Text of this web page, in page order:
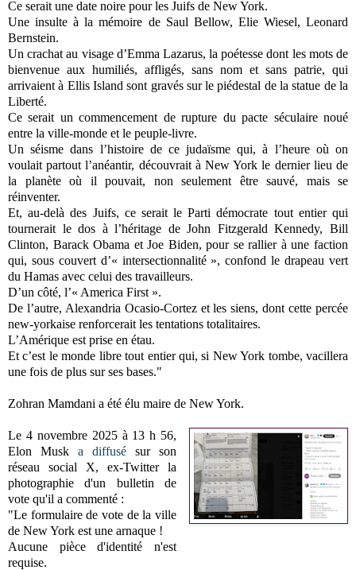
Ce serait une date noire pour les Juifs de New York.
Une insulte à la mémoire de Saul Bellow, Elie Wiesel, Leonard
Bernstein.
Un crachat au visage d’Emma Lazarus, la poétesse dont les mots de
bienvenue aux humiliés, affligés, sans nom et sans patrie, qui
arrivaient à Ellis Island sont gravés sur le piédestal de la statue de la
Liberté.
Ce serait un commencement de rupture du pacte séculaire noué
entre la ville-monde et le peuple-livre.
Un séisme dans l’histoire de ce judaïsme qui, à l’heure où on
voulait partout l’anéantir, découvrait à New York le dernier lieu de
la planète où il pouvait, non seulement être sauvé, mais se
réinventer.
Et, au-delà des Juifs, ce serait le Parti démocrate tout entier qui
tournerait le dos à l’héritage de John Fitzgerald Kennedy, Bill
Clinton, Barack Obama et Joe Biden, pour se rallier à une faction
qui, sous couvert d’« intersectionnalité », confond le drapeau vert
du Hamas avec celui des travailleurs.
D’un côté, l’« America First ».
De l’autre, Alexandria Ocasio-Cortez et les siens, dont cette percée
new-yorkaise renforcerait les tentations totalitaires.
L’Amérique est prise en étau.
Et c’est le monde libre tout entier qui, si New York tombe, vacillera
une fois de plus sur ses bases."
Zohran Mamdani a été élu maire de New York.
Le 4 novembre 2025 à 13 h 56,
Elon Muska diffusé sur son
réseau social X, ex-Twitter la
photographie d'un bulletin de
vote qu'il a commenté :
"Le formulaire de vote de la ville
de New York est une arnaque !
Aucune pièce d'identité n'est
requise.